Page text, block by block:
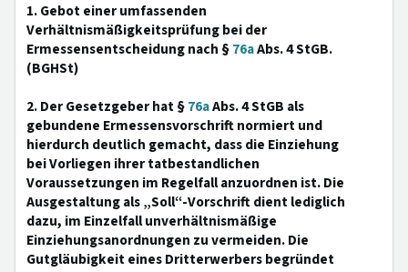
1. Gebot einer umfassenden
Verhältnismäßigkeitsprüfung bei der
Ermessensentscheidung nach §76aAbs. 4 StGB.
(BGHSt)
2. Der Gesetzgeber hat §76aAbs. 4 StGB als
gebundene Ermessensvorschrift normiert und
hierdurch deutlich gemacht, dass die Einziehung
bei Vorliegen ihrer tatbestandlichen
Voraussetzungen im Regelfall anzuordnen ist. Die
Ausgestaltung als „Soll“-Vorschrift dient lediglich
dazu, im Einzelfall unverhältnismäßige
Einziehungsanordnungen zu vermeiden. Die
Gutgläubigkeit eines Dritterwerbers begründet